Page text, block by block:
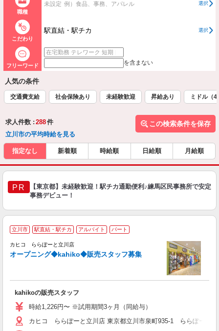
職種
未設定 例）食品、事務、アパレル 選択
こだわり
駅直結・駅チカ 選択
フリーワード を含まない
人気の条件
交通費支給 社会保険あり 未経験歓迎 昇給あり ミドル（
求人件数 : 288件
立川市の平均時給を見る
この検索条件を保存
指定なし 新着順 時給順 日給順 月給順
PR
【東京都】未経験歓迎！駅チカ通勤便利♪練馬区民事務所で安定
事務デビュー！
立川市 駅直結・駅チカ アルバイト パート
カヒコ ららぽーと立川店
オープニング◆kahiko◆販売スタッフ募集
kahikoの販売スタッフ
時給1,226円〜 ※試用期間3ヶ月（同給与）
カヒコ ららぽーと立川店 東京都立川市泉町935-1 ららぽーと